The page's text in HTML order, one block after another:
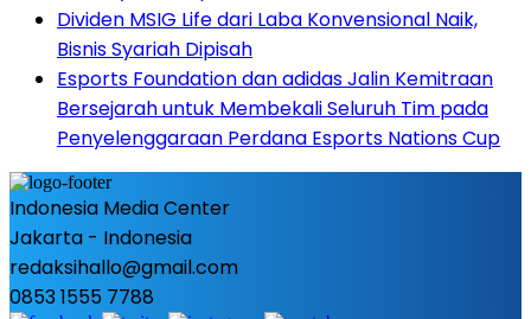
Dividen MSIG Life dari Laba Konvensional Naik,
Bisnis Syariah Dipisah
Esports Foundation dan adidas Jalin Kemitraan
Bersejarah untuk Membekali Seluruh Tim pada
Penyelenggaraan Perdana Esports Nations Cup
Indonesia Media Center
Jakarta - Indonesia
redaksihallo@gmail.com
0853 1555 7788